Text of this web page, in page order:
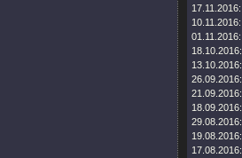
17.11.2016:
10.11.2016:
01.11.2016:
18.10.2016:
13.10.2016:
26.09.2016:
21.09.2016:
18.09.2016:
29.08.2016:
19.08.2016:
17.08.2016: